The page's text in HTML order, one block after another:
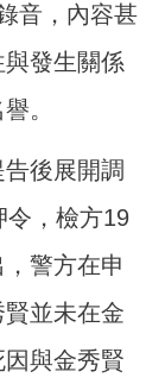
音，內容甚
發生關係
。
後展開調
令，檢方19
警方在申
並未在金
與金秀賢